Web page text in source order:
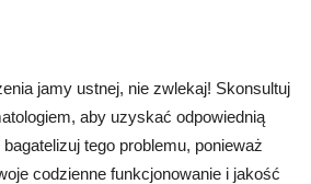
jamy ustnej, nie zwlekaj! Skonsultuj
aby uzyskać odpowiednią
tego problemu, ponieważ
codzienne funkcjonowanie i jakość